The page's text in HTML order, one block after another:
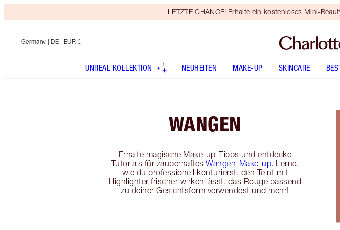
LETZTE CHANCE! Erhalte ein kostenloses Mini-
Germany | DE | EUR €
UNREAL KOLLEKTION NEUHEITEN MAKE-UP SKINCARE
WANGEN
Erhalte magische Make-up-Tipps und entdecke
Tutorials für zauberhaftesWangen-Make-up. Lerne,
wie du professionell konturierst, den Teint mit
Highlighter frischer wirken lässt, das Rouge passend
zu deiner Gesichtsform verwendest und mehr!